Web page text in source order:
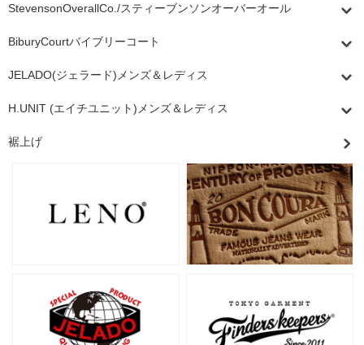
StevensonOverallCo./スティーブンソンオーバーオール
BiburyCourtバイブリーコート
JELADO(ジェラード)メンズ＆レディス
H.UNIT (エイチユニット)メンズ＆レディス
裾上げ